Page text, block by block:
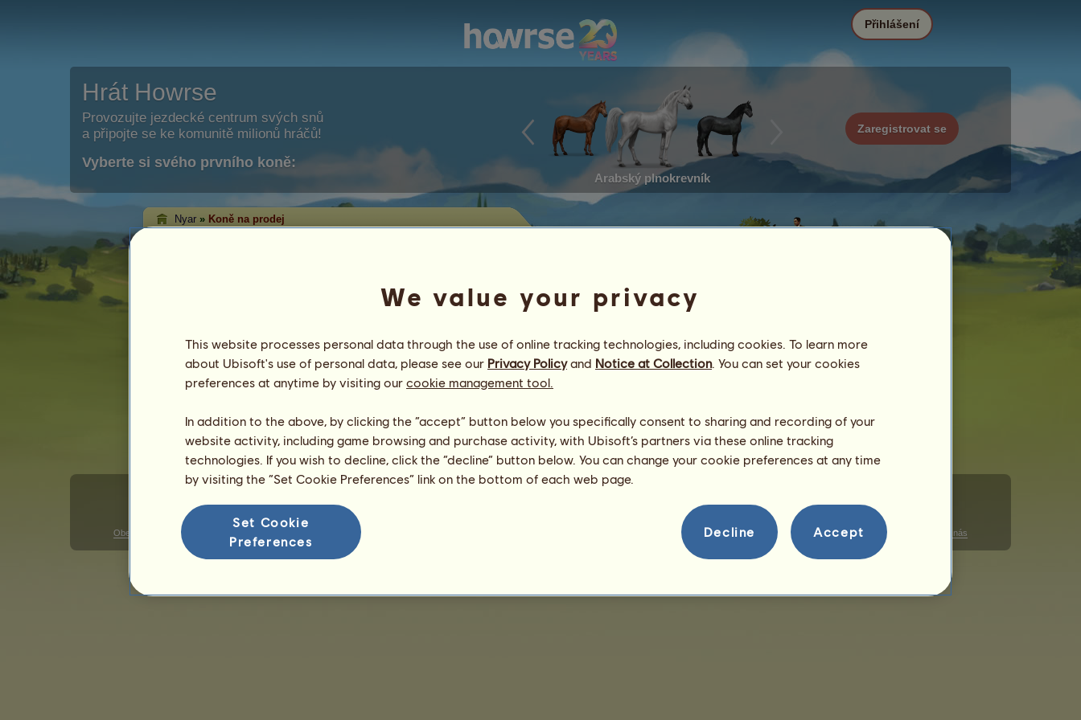
Hrát Howrse
Provozujte jezdecké centrum svých snů
a připojte se ke komunitě milionů hráčů!
Vyberte si svého prvního koně:
Arabský plnokrevník
Zaregistrovat se
Přihlášení
Nyar » Koně na prodej
Na této stránce budete mít možnost vidět koně v současnosti nabízené k
Úspěchy
Dovednosti/Genetika
předměty
Obecné uživatelské podmínky Právní informace Správa souborů cookie Pravidla chování Kontaktujte nás
We value your privacy
This website processes personal data through the use of online tracking technologies, including cookies. To learn more
about Ubisoft's use of personal data, please see our Privacy Policyand Notice at Collection. You can set your cookies
preferences at anytime by visiting our cookie management tool.
In addition to the above, by clicking the “accept” button below you specifically consent to sharing and recording of your
website activity, including game browsing and purchase activity, with Ubisoft’s partners via these online tracking
technologies. If you wish to decline, click the “decline” button below. You can change your cookie preferences at any time
by visiting the “Set Cookie Preferences” link on the bottom of each web page.
Set Cookie
Preferences
Decline Accept